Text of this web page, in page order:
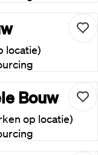
locatie)
Bouw
op locatie)